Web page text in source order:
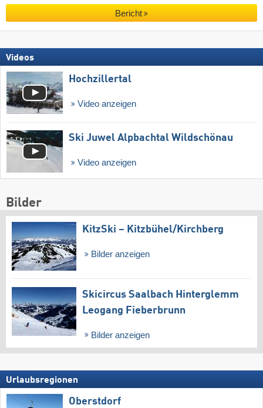
Bericht
Videos
Hochzillertal
Video anzeigen
Ski Juwel Alpbachtal Wildschönau
Video anzeigen
Bilder
KitzSki – Kitzbühel/​Kirchberg
Bilder anzeigen
Skicircus Saalbach Hinterglemm
Leogang Fieberbrunn
Bilder anzeigen
Urlaubsregionen
Oberstdorf